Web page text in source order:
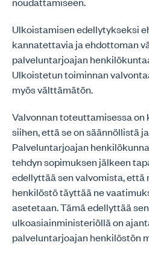
Ulkoistamisen edellytykseksi
kannatettavia ja ehdottoman
palveluntarjoajan
Ulkoistetun toiminnan
myös välttämätön.
Valvonnan toteuttamisessa
siihen, että se on säännöllistä
Palveluntarjoajan
tehdyn sopimuksen jälkeen
edellyttää sen valvomista, että
henkilöstö täyttää ne
asetetaan. Tämä edellyttää
ulkoasiainministeriöllä on
palveluntarjoajan henkilöstön